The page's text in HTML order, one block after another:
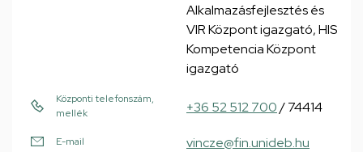
Alkalmazásfejlesztés és
VIR Központ igazgató, HIS
Kompetencia Központ
igazgató
Központi telefonszám,
mellék
+36 52 512 700/ 74414
E-mail vincze@fin.unideb.hu